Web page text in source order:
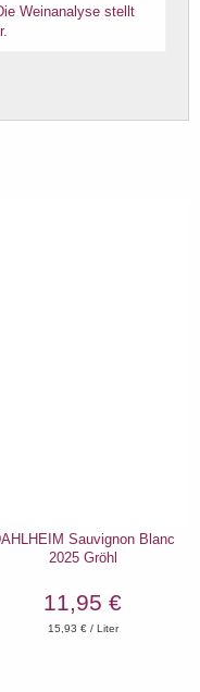
Weinanalyse stellt
Sauvignon Blanc
2025 Gröhl
11,95 €
15,93 € / Liter